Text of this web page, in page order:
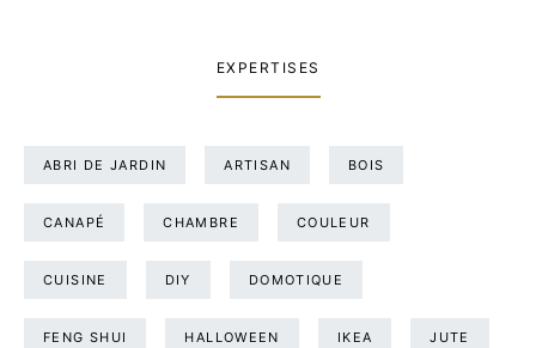
EXPERTISES
ABRI DE JARDIN ARTISAN BOIS
CANAPÉ CHAMBRE COULEUR
CUISINE DIY DOMOTIQUE
FENG SHUI HALLOWEEN IKEA JUTE